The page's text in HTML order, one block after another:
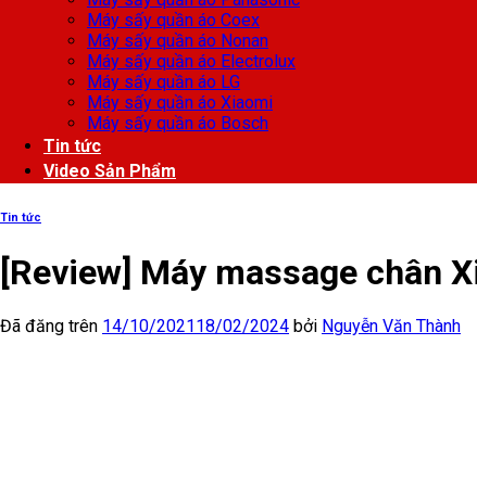
Máy sấy quần áo Coex
Máy sấy quần áo Nonan
Máy sấy quần áo Electrolux
Máy sấy quần áo LG
Máy sấy quần áo Xiaomi
Máy sấy quần áo Bosch
Tin tức
Video Sản Phẩm
Tin tức
[Review] Máy massage chân
Đã đăng trên 14/10/202118/02/2024 bởi Nguyễn Văn Thành